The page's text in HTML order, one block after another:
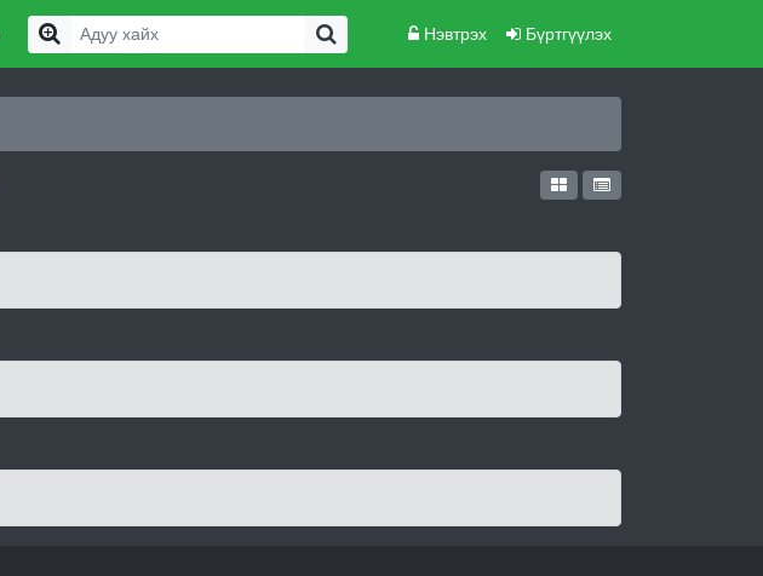
Нэвтрэх Бүртгүүлэх